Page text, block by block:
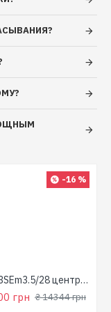
-16 %
Насос 3SEm3.5/28 центробежный скважинный 1,5кВт Н107м 90л/мин Ø80мм Aquatica Dongyin 777395
грн ₴ 14344 грн